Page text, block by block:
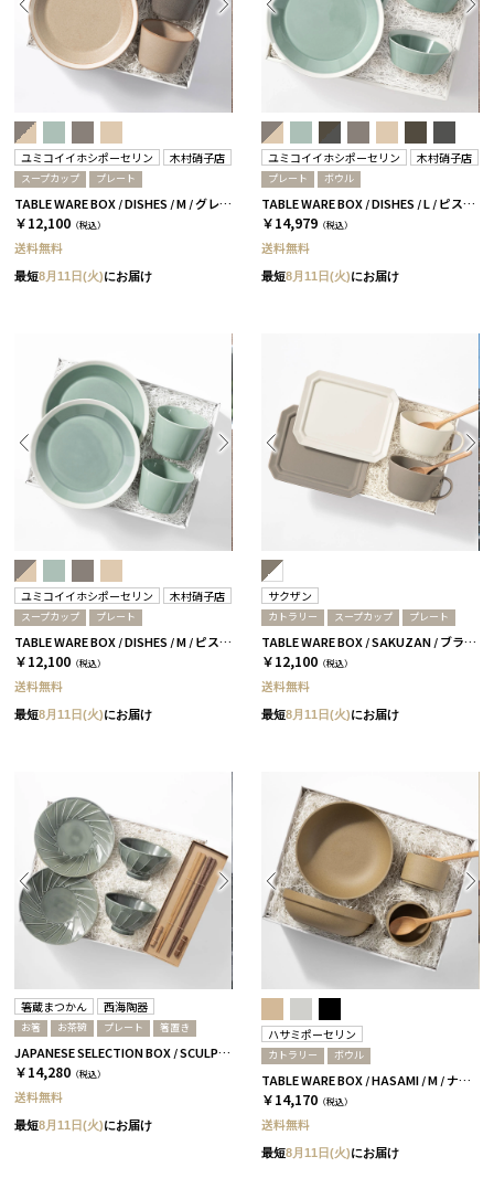
ユミコイイホシポーセリン 木村硝子店
スープカップ プレート
TABLE WARE BOX / DISHES / M / グレー＆ベージュ［イイホシユミコ×木村硝子店］
￥12,100 （税込）
送料無料
最短8月11日(火)にお届け
ユミコイイホシポーセリン 木村硝子店
プレート ボウル
TABLE WARE BOX / DISHES / L / ピスタチオグリーン［イイホシユミコ×木村硝子店］
￥14,979 （税込）
送料無料
最短8月11日(火)にお届け
ユミコイイホシポーセリン 木村硝子店
スープカップ プレート
TABLE WARE BOX / DISHES / M / ピスタチオグリーン［イイホシユミコ×木村硝子店］
￥12,100 （税込）
送料無料
最短8月11日(火)にお届け
サクザン
カトラリー スープカップ プレート
TABLE WARE BOX / SAKUZAN / ブラウン＆ホワイト
￥12,100 （税込）
送料無料
最短8月11日(火)にお届け
箸蔵まつかん 西海陶器
お箸 お茶碗 プレート 箸置き
JAPANESE SELECTION BOX / SCULPTURE / セージグリーン / さくら＆ウォルナット
￥14,280 （税込）
送料無料
最短8月11日(火)にお届け
ハサミポーセリン
カトラリー ボウル
TABLE WARE BOX / HASAMI / M / ナチュラル［ハサミポーセリン］
￥14,170 （税込）
送料無料
最短8月11日(火)にお届け